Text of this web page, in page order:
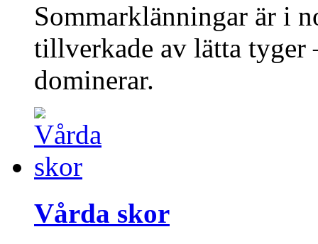
Sommarklänningar är i
tillverkade av lätta tyger
dominerar.
Vårda skor